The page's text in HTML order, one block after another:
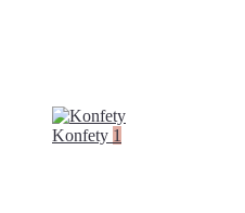
Konfety 1